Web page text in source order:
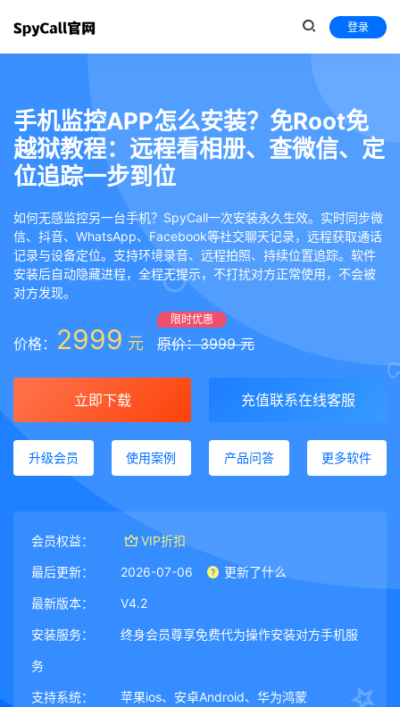
登录
手机监控APP怎么安装？免Root免
越狱教程：远程看相册、查微信、定
位追踪一步到位
如何无感监控另一台手机？SpyCall一次安装永久生效。实时同步微
信、抖音、WhatsApp、Facebook等社交聊天记录，远程获取通话
记录与设备定位。支持环境录音、远程拍照、持续位置追踪。软件
安装后自动隐藏进程，全程无提示，不打扰对方正常使用，不会被
对方发现。
价格： 2999 元
限时优惠
原价：3999 元
立即下载 充值联系在线客服
升级会员 使用案例 产品问答 更多软件
会员权益： VIP折扣
最后更新： 2026-07-06 更新了什么
最新版本： V4.2
安装服务： 终身会员尊享免费代为操作安装对方手机服
务
支持系统： 苹果ios、安卓Android、华为鸿蒙